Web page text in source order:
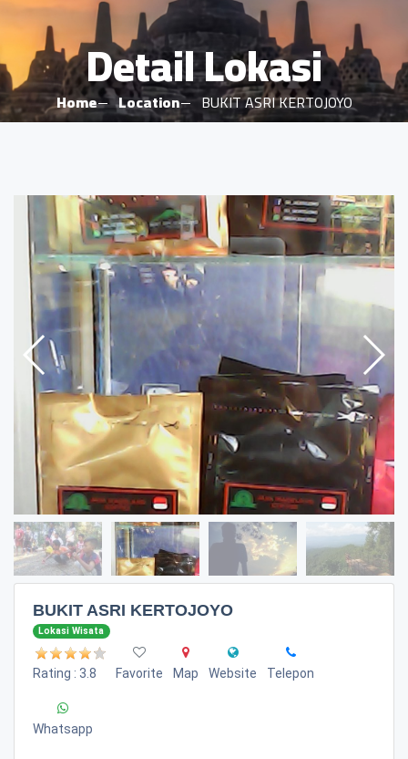
Detail Lokasi
Home Location BUKIT ASRI KERTOJOYO
BUKIT ASRI KERTOJOYO
Lokasi Wisata
Rating : 3.8 Favorite Map Website Telepon
Whatsapp